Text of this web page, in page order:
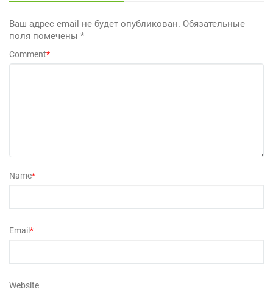
Ваш адрес email не будет опубликован. Обязательные
поля помечены *
Comment*
Name*
Email*
Website